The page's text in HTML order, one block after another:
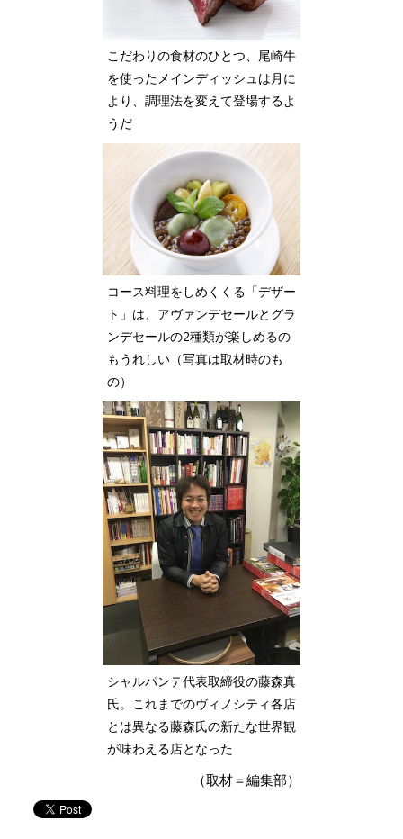
こだわりの食材のひとつ、尾崎牛
を使ったメインディッシュは月に
より、調理法を変えて登場するよ
うだ
コース料理をしめくくる「デザー
ト」は、アヴァンデセールとグラ
ンデセールの2種類が楽しめるの
もうれしい（写真は取材時のも
の）
シャルパンテ代表取締役の藤森真
氏。これまでのヴィノシティ各店
とは異なる藤森氏の新たな世界観
が味わえる店となった
（取材＝編集部）